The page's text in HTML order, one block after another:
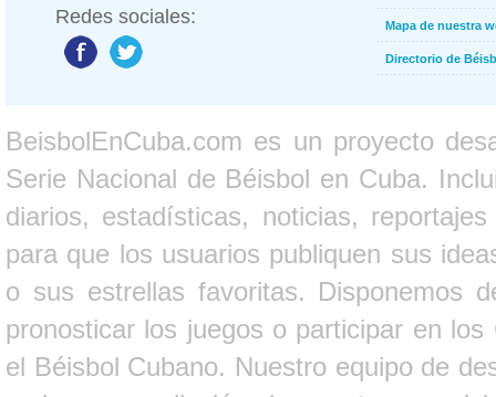
Redes sociales: Mapa de nuestra
Directorio de
BeisbolEnCuba.com es un proyecto
Serie Nacional de Béisbol en Cuba.
diarios, estadísticas, noticias,
para que los usuarios publiquen sus
o sus estrellas favoritas. Disponemos
pronosticar los juegos o participar en
el Béisbol Cubano. Nuestro equipo de